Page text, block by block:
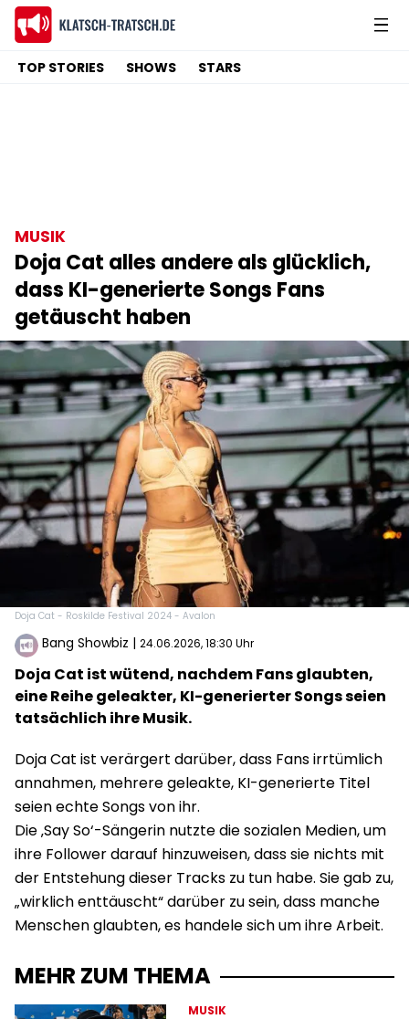
TOP STORIES SHOWS STARS
MUSIK
Doja Cat alles andere als glücklich,
dass KI-generierte Songs Fans
getäuscht haben
Doja Cat - Roskilde Festival 2024 - Avalon
Bang Showbiz | 24.06.2026, 18:30 Uhr
Doja Cat ist wütend, nachdem Fans glaubten,
eine Reihe geleakter, KI-generierter Songs seien
tatsächlich ihre Musik.
Doja Cat ist verärgert darüber, dass Fans irrtümlich
annahmen, mehrere geleakte, KI-generierte Titel
seien echte Songs von ihr.
Die ‚Say So‘-Sängerin nutzte die sozialen Medien, um
ihre Follower darauf hinzuweisen, dass sie nichts mit
der Entstehung dieser Tracks zu tun habe. Sie gab zu,
„wirklich enttäuscht“ darüber zu sein, dass manche
Menschen glaubten, es handele sich um ihre Arbeit.
MEHR ZUM THEMA
MUSIK